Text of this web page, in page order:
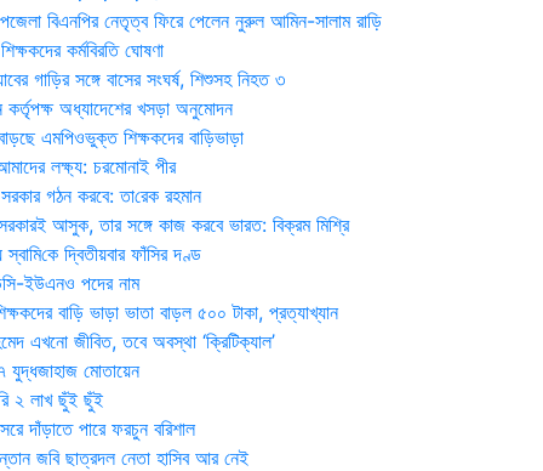
বিএনপির নেতৃত্ব ফিরে পেলেন নুরুল আমিন-সালাম রাড়ি
কর্মবিরতি ঘোষণা
গাড়ির সঙ্গে বাসের সংঘর্ষ, শিশুসহ নিহত ৩
কর্তৃপক্ষ অধ্যাদেশের খসড়া অনুমোদন
এমপিওভুক্ত শিক্ষকদের বাড়িভাড়া
লক্ষ্য: চরমোনাই পীর
গঠন করবে: তা‌রেক রহমান
আসুক, তার সঙ্গে কাজ করবে ভারত: বিক্রম মিশ্রি
দ্বিতীয়বার ফাঁসির দণ্ড
ইউএনও পদের নাম
বাড়ি ভাড়া ভাতা বাড়ল ৫০০ টাকা, প্রত্যাখ্যান
এখনো জীবিত, তবে অবস্থা ‘ক্রিটিক্যাল’
যুদ্ধজাহাজ মোতায়েন
২ লাখ ছুঁই ছুঁই
দাঁড়াতে পারে ফরচুন বরিশাল
জবি ছাত্রদল নেতা হাসিব আর নেই